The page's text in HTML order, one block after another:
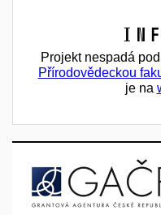
Projekt nespadá
Přírodovědeckou
je na